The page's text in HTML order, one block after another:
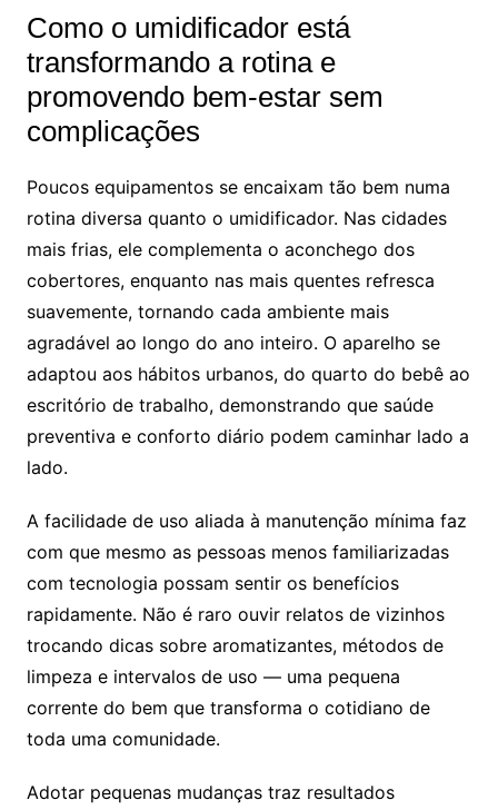
Como o umidificador está
transformando a rotina e
promovendo bem-estar sem
complicações
Poucos equipamentos se encaixam tão bem numa
rotina diversa quanto o umidificador. Nas cidades
mais frias, ele complementa o aconchego dos
cobertores, enquanto nas mais quentes refresca
suavemente, tornando cada ambiente mais
agradável ao longo do ano inteiro. O aparelho se
adaptou aos hábitos urbanos, do quarto do bebê ao
escritório de trabalho, demonstrando que saúde
preventiva e conforto diário podem caminhar lado a
lado.
A facilidade de uso aliada à manutenção mínima faz
com que mesmo as pessoas menos familiarizadas
com tecnologia possam sentir os benefícios
rapidamente. Não é raro ouvir relatos de vizinhos
trocando dicas sobre aromatizantes, métodos de
limpeza e intervalos de uso — uma pequena
corrente do bem que transforma o cotidiano de
toda uma comunidade.
Adotar pequenas mudanças traz resultados